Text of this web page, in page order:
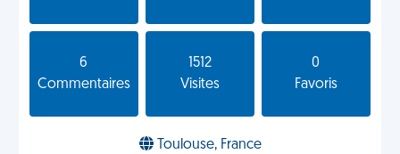
6
Commentaires
1512
Visites
0
Favoris
Toulouse, France